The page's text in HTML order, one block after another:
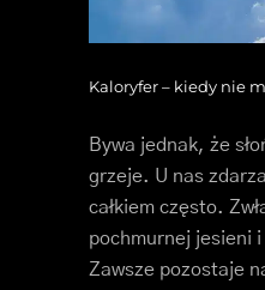
Kaloryfer – kiedy nie
Bywa jednak, że
grzeje. U nas
całkiem często.
pochmurnej jesieni
Zawsze pozostaje